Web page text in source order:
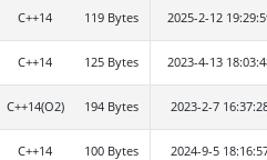
C++14 119 Bytes 2025-2-12
C++14 125 Bytes 2023-4-13
C++14(O2) 194 Bytes 2023-2-7
C++14 100 Bytes 2024-9-5